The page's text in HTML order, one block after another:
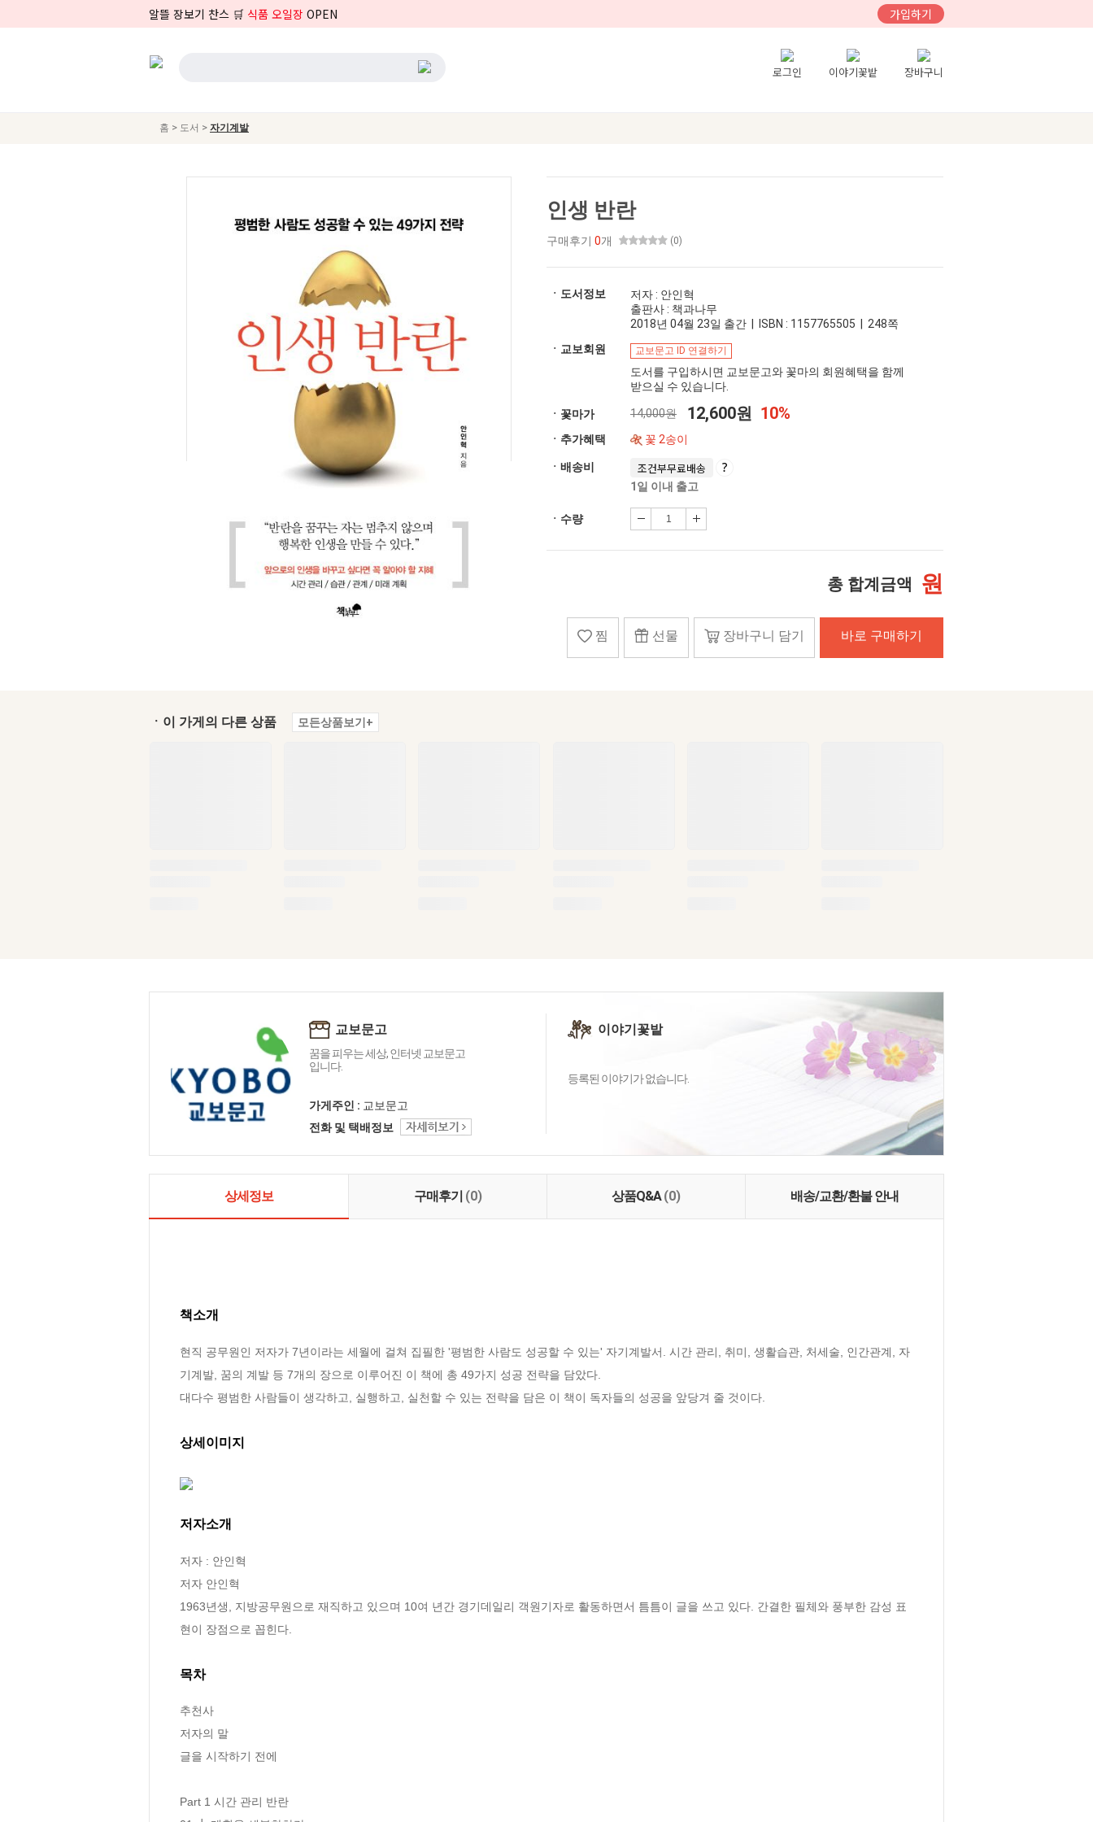
알뜰 장보기 찬스 🛒 식품 오일장 OPEN 가입하기
로그인 이야기꽃밭 장바구니
홈 > 도서 > 자기계발
인생 반란
구매후기 0개 (0)
ㆍ도서정보
저자 : 안인혁
출판사 : 책과나무
2018년 04월 23일 출간 | ISBN : 1157765505 | 248쪽
ㆍ교보회원
교보문고 ID 연결하기
도서를 구입하시면 교보문고와 꽃마의 회원혜택을 함께
받으실 수 있습니다.
ㆍ꽃마가 14,000원 12,600원 10%
ㆍ추가혜택 꽃 2송이
ㆍ배송비 조건부무료배송
1일 이내 출고
ㆍ수량
총 합계금액 원
찜 선물 장바구니 담기 바로 구매하기
ㆍ이 가게의 다른 상품 모든상품보기+
교보문고
꿈을 피우는 세상, 인터넷 교보문고
입니다.
가게주인 : 교보문고
전화 및 택배정보
이야기꽃밭
등록된 이야기가 없습니다.
상세정보 구매후기 (0) 상품Q&A(0) 배송/교환/환불 안내
책소개
현직 공무원인 저자가 7년이라는 세월에 걸쳐 집필한 '평범한 사람도 성공할 수 있는' 자기계발서. 시간 관리, 취미, 생활습관, 처세술, 인간관계, 자
기계발, 꿈의 계발 등 7개의 장으로 이루어진 이 책에 총 49가지 성공 전략을 담았다.
대다수 평범한 사람들이 생각하고, 실행하고, 실천할 수 있는 전략을 담은 이 책이 독자들의 성공을 앞당겨 줄 것이다.
상세이미지
저자소개
저자 : 안인혁
저자 안인혁
1963년생, 지방공무원으로 재직하고 있으며 10여 년간 경기데일리 객원기자로 활동하면서 틈틈이 글을 쓰고 있다. 간결한 필체와 풍부한 감성 표
현이 장점으로 꼽힌다.
목차
추천사
저자의 말
글을 시작하기 전에
Part 1 시간 관리 반란